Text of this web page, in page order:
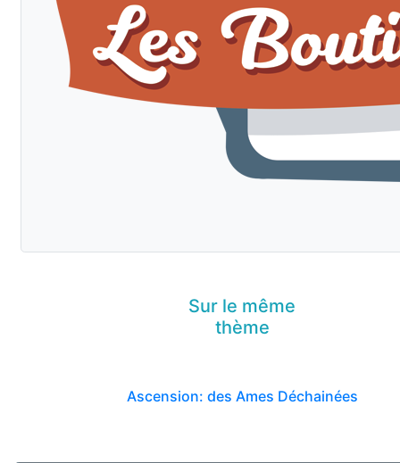
Sur le même
thème
Ascension: des Ames Déchainées